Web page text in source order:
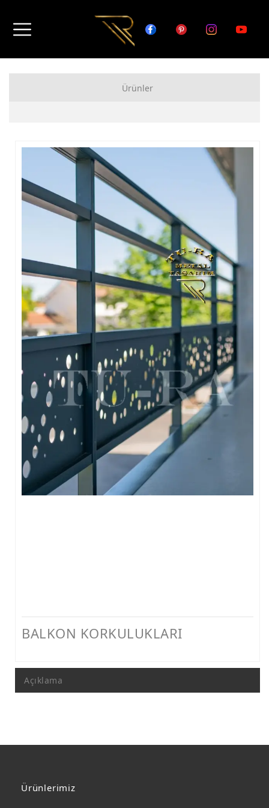
Ürünler
FERFORJE GARAJ KAPISI MODELLERİ
FERFORJE DUVAR ÜSTÜ KORKULUK MODELLERİ
FERFORJE BALKON KORKULUK MODELLERİ
FERFORJE MERDİVEN KORKULUK MODELLERİ
DEMİR MERDİVEN MODELLERİ
FERFORJE PERGOLA & FERFORJE SUNDURMA
FERFORJE ÇARDAK VE KAMELYA MODELLERİ
FERFORJE PENCERE KORKULUK MODELLERİ
METAL RAF MODELLERİ
METAL SEHPA VE DRESUAR MODELLERİ
BALKON KORKULUKLARI
Açıklama
Ürünlerimiz